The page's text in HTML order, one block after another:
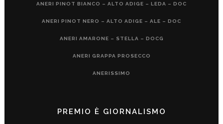
ANERI PINOT BIANCO – ALTO ADIGE – LEDA – DOC
ANERI PINOT NERO – ALTO ADIGE – ALE – DOC
ANERI AMARONE – STELLA – DOCG
ANERI GRAPPA PROSECCO
ANERISSIMO
PREMIO È GIORNALISMO